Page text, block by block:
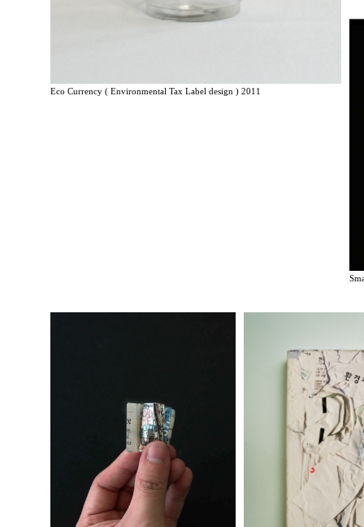
Eco Currency ( Environmental Tax Label design ) 2011